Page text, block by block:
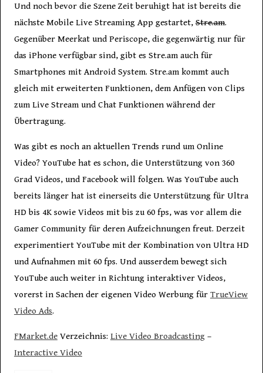
Und noch bevor die Szene Zeit beruhigt hat ist bereits die
nächste Mobile Live Streaming App gestartet, Stre.am.
Gegenüber Meerkat und Periscope, die gegenwärtig nur für
das iPhone verfügbar sind, gibt es Stre.am auch für
Smartphones mit Android System. Stre.am kommt auch
gleich mit erweiterten Funktionen, dem Anfügen von Clips
zum Live Stream und Chat Funktionen während der
Übertragung.
Was gibt es noch an aktuellen Trends rund um Online
Video? YouTube hat es schon, die Unterstützung von 360
Grad Videos, und Facebook will folgen. Was YouTube auch
bereits länger hat ist einerseits die Unterstützung für Ultra
HD bis 4K sowie Videos mit bis zu 60 fps, was vor allem die
Gamer Community für deren Aufzeichnungen freut. Derzeit
experimentiert YouTube mit der Kombination von Ultra HD
und Aufnahmen mit 60 fps. Und ausserdem bewegt sich
YouTube auch weiter in Richtung interaktiver Videos,
vorerst in Sachen der eigenen Video Werbung für TrueView
Video Ads.
FMarket.deVerzeichnis: Live Video Broadcasting–
Interactive Video